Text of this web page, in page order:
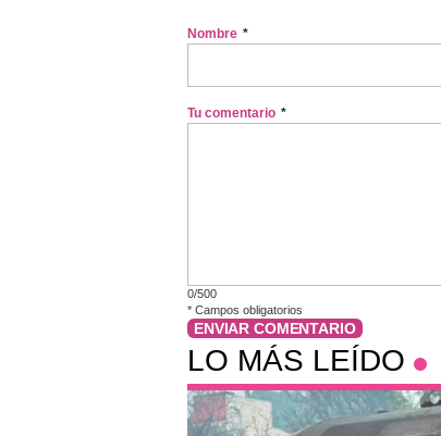
Nombre *
Tu comentario *
0/500
* Campos obligatorios
ENVIAR COMENTARIO
LO MÁS LEÍDO